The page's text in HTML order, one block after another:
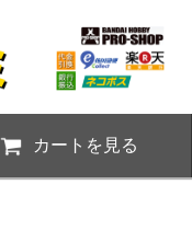
カートを見る